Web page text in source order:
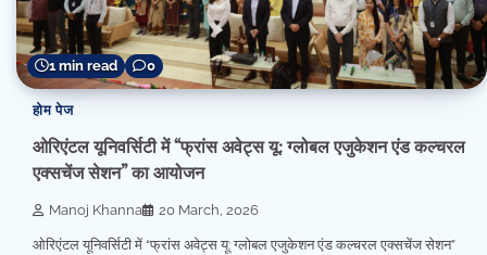
1 min read 0
होम पेज
ओरिएंटल यूनिवर्सिटी में “फ्रांस अवेट्स यू: ग्लोबल एजुकेशन एंड कल्चरल
एक्सचेंज सेशन” का आयोजन
Manoj Khanna 20 March, 2026
ओरिएंटल यूनिवर्सिटी में “फ्रांस अवेट्स यू: ग्लोबल एजुकेशन एंड कल्चरल एक्सचेंज सेशन”